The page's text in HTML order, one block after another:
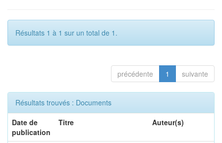
Résultats 1 à 1 sur un total de 1.
précédente 1 suivante
Résultats trouvés : Documents
Date de
publication
Titre Auteur(s)